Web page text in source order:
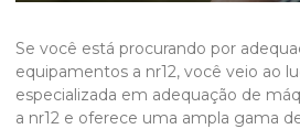
Se você está procurando por
equipamentos a nr12, você veio ao
especializada em adequação de
a nr12 e oferece uma ampla gama